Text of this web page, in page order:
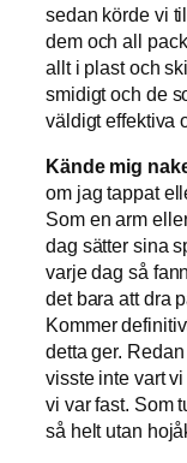
sedan körde vi
dem och all
allt i plast och
smidigt och de
väldigt effektiva
Kände mig
om jag tappat
Som en arm
dag sätter sina
varje dag så
det bara att dra
Kommer
detta ger.
visste inte vart
vi var fast. Som
så helt utan